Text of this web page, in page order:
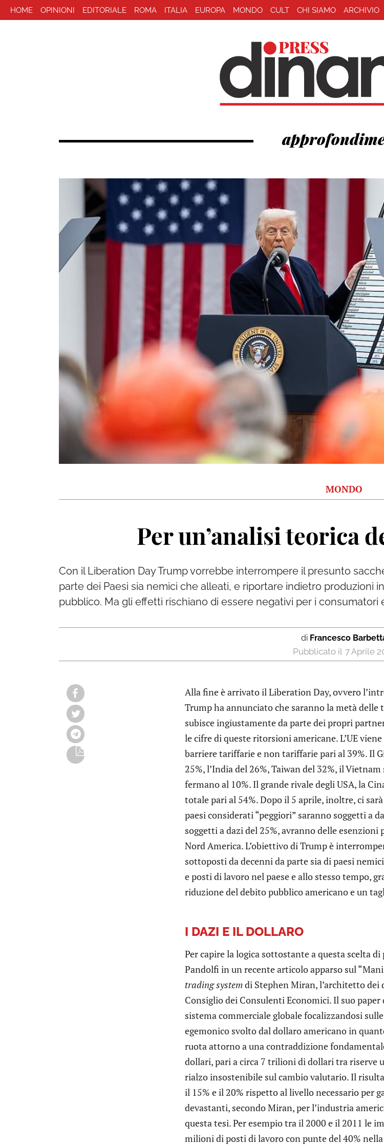
HOME OPINIONI EDITORIALE ROMA ITALIA EUROPA MONDO CULT CHI SIAMO ARCHIVIO
MONDO
Per un’analisi teorica
Con il Liberation Day Trump vorrebbe interrompere il presunto
parte dei Paesi sia nemici che alleati, e riportare indietro produzioni
pubblico. Ma gli effetti rischiano di essere negativi per i consumatori
di Francesco
7 Aprile
Alla fine è arrivato il Liberation Day, ovvero
Trump ha annunciato che saranno la metà
subisce ingiustamente da parte dei propri
le cifre di queste ritorsioni americane. L’UE
barriere tariffarie e non tariffarie pari al 39%. Il
25%, l’India del 26%, Taiwan del 32%, il
fermano al 10%. Il grande rivale degli USA, la
totale pari al 54%. Dopo il 5 aprile, inoltre, ci
paesi considerati “peggiori” saranno soggetti a
soggetti a dazi del 25%, avranno delle
Nord America. L’obiettivo di Trump è
sottoposti da decenni da parte sia di paesi
e posti di lavoro nel paese e allo stesso tempo,
riduzione del debito pubblico americano e un
I DAZI E IL DOLLARO
Per capire la logica sottostante a questa scelta
Pandolfi in un recente articolo apparso sul
trading systemdi Stephen Miran, l’architetto dei
Consiglio dei Consulenti Economici. Il suo
sistema commerciale globale focalizzandosi
egemonico svolto dal dollaro americano in
ruota attorno a una contraddizione
dollari, pari a circa 7 trilioni di dollari tra riserve
rialzo insostenibile sul cambio valutario. Il
il 15% e il 20% rispetto al livello necessario per
devastanti, secondo Miran, per l’industria
questa tesi. Per esempio tra il 2000 e il 2011 le
milioni di posti di lavoro con punte del 40%